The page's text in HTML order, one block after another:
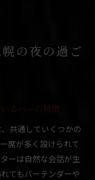
の夜の過ご
るバーの特徴
共通していくつかの
席が多く設けられて
ーは自然な会話が生
てもバーテンダーや